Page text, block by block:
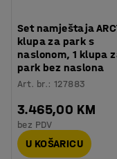
Set namještaja
klupa za park s
naslonom, 1 klupa
park bez naslona
Art. br.:127883
3.465,00 KM
bez PDV
U KOŠARICU